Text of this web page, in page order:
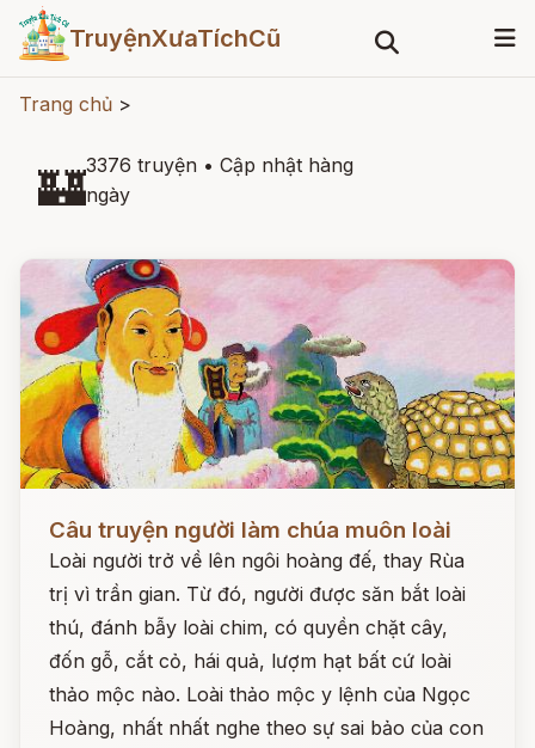
TruyệnXưaTíchCũ
Trang chủ >
🏰3376 truyện • Cập nhật hàng
ngày
Câu truyện người làm chúa muôn loài
Loài người trở về lên ngôi hoàng đế, thay Rùa
trị vì trần gian. Từ đó, người được săn bắt loài
thú, đánh bẫy loài chim, có quyền chặt cây,
đốn gỗ, cắt cỏ, hái quả, lượm hạt bất cứ loài
thảo mộc nào. Loài thảo mộc y lệnh của Ngọc
Hoàng, nhất nhất nghe theo sự sai bảo của con